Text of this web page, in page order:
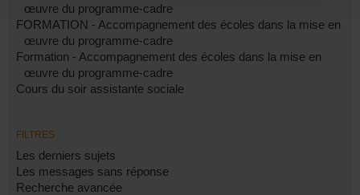
œuvre du programme-cadre
FORMATION - Accompagnement des écoles dans la mise en
œuvre du programme-cadre
Formation - Accompagnement des écoles dans la mise en
œuvre du programme-cadre
Cours du soir assistante sociale
FILTRES
Les derniers sujets
Les messages sans réponse
Recherche avancée